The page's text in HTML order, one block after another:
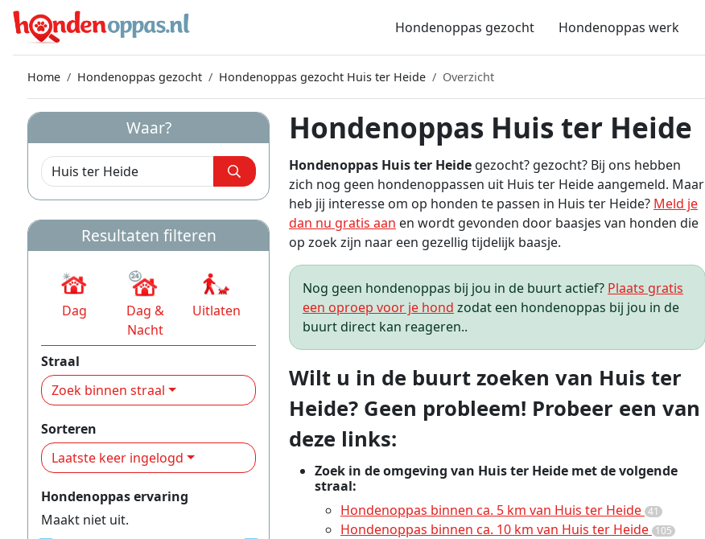
Hondenoppas gezocht Hondenoppas werk
Home Hondenoppas gezocht Hondenoppas gezocht Huis ter Heide Overzicht
Hondenoppas Huis ter Heide
Hondenoppas Huis ter Heide gezocht? gezocht? Bij ons hebben
zich nog geen hondenoppassen uit Huis ter Heide aangemeld. Maar
heb jij interesse om op honden te passen in Huis ter Heide? Meld je
dan nu gratis aan en wordt gevonden door baasjes van honden die
op zoek zijn naar een gezellig tijdelijk baasje.
Nog geen hondenoppas bij jou in de buurt actief? Plaats gratis
een oproep voor je hond zodat een hondenoppas bij jou in de
buurt direct kan reageren..
Wilt u in de buurt zoeken van Huis ter
Heide? Geen probleem! Probeer een van
deze links:
Zoek in de omgeving van Huis ter Heide met de volgende
straal:
Hondenoppas binnen ca. 5 km van Huis ter Heide 41
Hondenoppas binnen ca. 10 km van Huis ter Heide 105
Waar?
Resultaten filteren
Dag
Dag &
Nacht
Uitlaten
Straal
Zoek binnen straal
Sorteren
Laatste keer ingelogd
Hondenoppas ervaring
Maakt niet uit.